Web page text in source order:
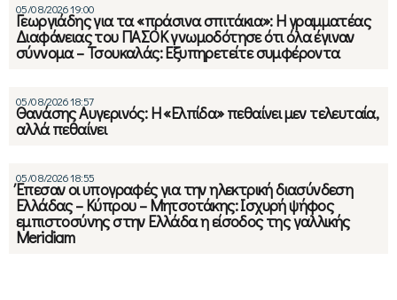
05/08/2026 19:00
Γεωργιάδης για τα «πράσινα σπιτάκια»: Η γραμματέας
Διαφάνειας του ΠΑΣΟΚ γνωμοδότησε ότι όλα έγιναν
σύννομα – Τσουκαλάς: Εξυπηρετείτε συμφέροντα
05/08/2026 18:57
Θανάσης Αυγερινός: Η «Ελπίδα» πεθαίνει μεν τελευταία,
αλλά πεθαίνει
05/08/2026 18:55
Έπεσαν οι υπογραφές για την ηλεκτρική διασύνδεση
Ελλάδας – Κύπρου – Μητσοτάκης: Ισχυρή ψήφος
εμπιστοσύνης στην Ελλάδα η είσοδος της γαλλικής
Meridiam